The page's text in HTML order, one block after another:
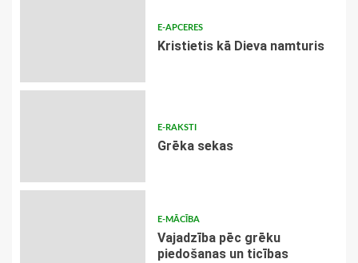
E-APCERES
Kristietis kā Dieva namturis
E-RAKSTI
Grēka sekas
E-MĀCĪBA
Vajadzība pēc grēku
piedošanas un ticības